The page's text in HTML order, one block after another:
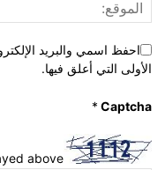
احفظ اسمي والبريد
الأولى التي أعلق فيها.
Captcha
*
above: